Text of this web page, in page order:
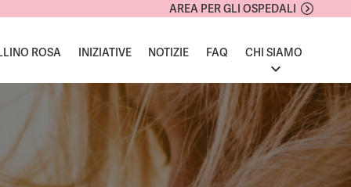
AREA PER GLI OSPEDALI
ROSA INIZIATIVE NOTIZIE FAQ CHI SIAMO